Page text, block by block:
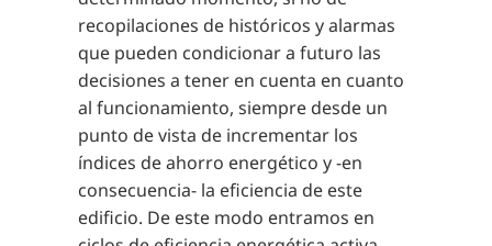
recopilaciones de históricos y alarmas
que pueden condicionar a futuro las
decisiones a tener en cuenta en cuanto
al funcionamiento, siempre desde un
punto de vista de incrementar los
índices de ahorro energético y -en
consecuencia- la eficiencia de este
edificio. De este modo entramos en